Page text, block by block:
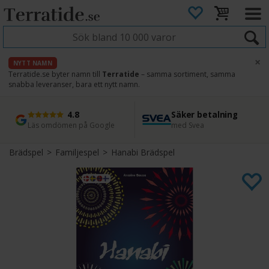
NYTT NAMN
Terratide.se byter namn till Terratide – samma sortiment, samma
snabba leveranser, bara ett nytt namn.
×
4.8
Läs omdömen på Google
Säker betalning
med Svea
Snabb leverans
Direkt från lager
45 dagars ångerrätt
Enkel retur
Brädspel> Familjespel> Hanabi Brädspel